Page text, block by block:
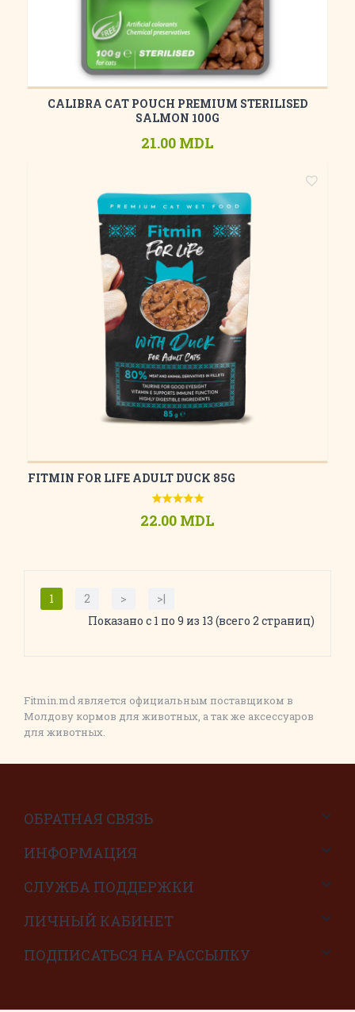
CALIBRA CAT POUCH PREMIUM STERILISED
SALMON 100G
21.00 MDL
FITMIN FOR LIFE ADULT DUCK 85G
22.00 MDL
1 2 >
>|
Показано с 1 по 9 из 13 (всего 2 страниц)
Fitmin.md является официальным поставщиком в
Молдову кормов для животных, а так же аксессуаров
для животных.
ОБРАТНАЯ СВЯЗЬ
ИНФОРМАЦИЯ
СЛУЖБА ПОДДЕРЖКИ
ЛИЧНЫЙ КАБИНЕТ
ПОДПИСАТЬСЯ НА РАССЫЛКУ